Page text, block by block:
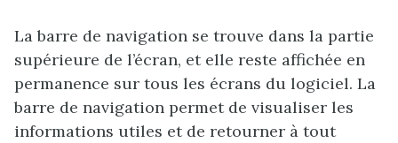
La barre de navigation se trouve dans la partie
supérieure de l’écran, et elle reste affichée en
permanence sur tous les écrans du logiciel. La
barre de navigation permet de visualiser les
informations utiles et de retourner à tout